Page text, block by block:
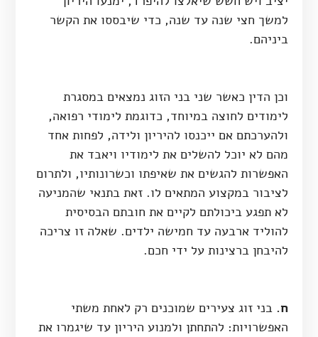
למשך חצי שנה עד שנה, כדי שיבססו את הקשר
ביניהם.
וכן הדין כאשר שני בני הזוג נמצאים במסגרת
לימודים לחוצה במיוחד, כדוגמת לימודי רפואה,
ולהערכתם אם ייכנסו להיריון ולידה, לפחות אחד
מהם לא יוכל להשלים את לימודיו ויאבד את
האפשרות להגשים את שאיפתו וכשרונותיו, ולתרום
לציבור במקצוע המתאים לו. זאת בתנאי שהמניעה
לא תפגע ביכולתם לקיים את חובתם הבסיסית
להוליד ארבעה עד חמישה ילדים. שאלה זו צריכה
להיבחן ברצינות על ידי חכם.
ח.בני זוג צעירים שמוכנים רק לאחת משתי
האפשרויות: להתחתן ולמנוע היריון עד שיגמרו את